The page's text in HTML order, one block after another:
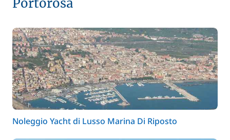
Portorosa
Noleggio Yacht di Lusso Marina Di Riposto